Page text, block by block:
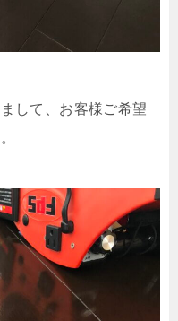
して、お客様ご希望